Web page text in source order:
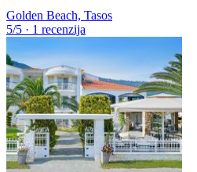
Golden Beach, Tasos
5/5 · 1 recenzija